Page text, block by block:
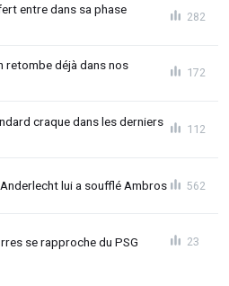
entre dans sa phase
282
retombe déjà dans nos
172
craque dans les derniers
112
lui a soufflé Ambros 562
se rapproche du PSG 23